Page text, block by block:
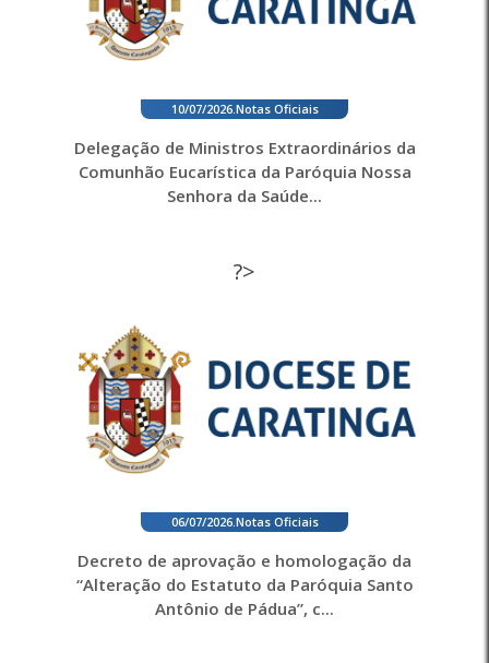
10/07/2026. Notas Oficiais
Delegação de Ministros Extraordinários da
Comunhão Eucarística da Paróquia Nossa
Senhora da Saúde...
?>
06/07/2026. Notas Oficiais
Decreto de aprovação e homologação da
“Alteração do Estatuto da Paróquia Santo
Antônio de Pádua”, c...